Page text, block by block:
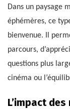
Dans un paysage
éphémères, ce
bienvenue. Il
parcours,
questions plus
cinéma ou
L’impact